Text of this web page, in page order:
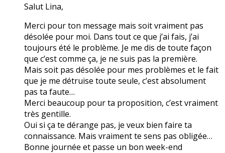
Salut Lina,
Merci pour ton message mais soit vraiment pas
désolée pour moi. Dans tout ce que j’ai fais, j’ai
toujours été le problème. Je me dis de toute façon
que c’est comme ça, je ne suis pas la première.
Mais soit pas désolée pour mes problèmes et le fait
que je me détruise toute seule, c’est absolument
pas ta faute…
Merci beaucoup pour ta proposition, c’est vraiment
très gentille.
Oui si ça te dérange pas, je veux bien faire ta
connaissance. Mais vraiment te sens pas obligée…
Bonne journée et passe un bon week-end